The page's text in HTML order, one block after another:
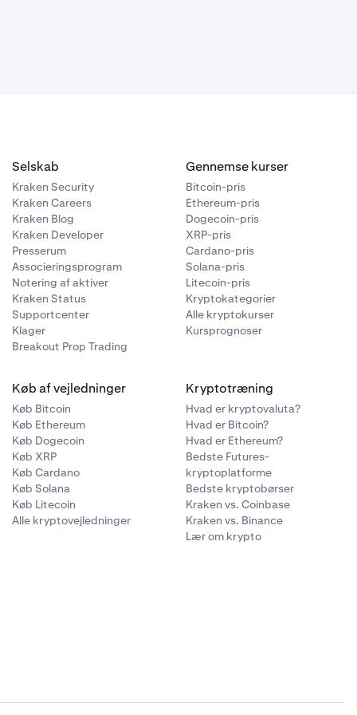
vores
andre
til CHF til
at
for vores
CHF, USD,
samme
af valutaer
krediteret
fra din
Selskab
Kraken Security
Kraken Careers
Kraken Blog
Kraken Developer
Presserum
Associeringsprogram
Notering af aktiver
Kraken Status
Supportcenter
Klager
Breakout Prop Trading
Gennemse kurser
Bitcoin-pris
Ethereum-pris
Dogecoin-pris
XRP-pris
Cardano-pris
Solana-pris
Litecoin-pris
Kryptokategorier
Alle kryptokurser
Kursprognoser
Køb af vejledninger
Køb Bitcoin
Køb Ethereum
Køb Dogecoin
Køb XRP
Køb Cardano
Køb Solana
Køb Litecoin
Alle kryptovejledninger
Kryptotræning
Hvad er kryptovaluta?
Hvad er Bitcoin?
Hvad er Ethereum?
Bedste Futures-
kryptoplatforme
Bedste kryptobørser
Kraken vs. Coinbase
Kraken vs. Binance
Lær om krypto